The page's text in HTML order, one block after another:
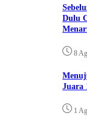
Dulu
8
Juara
1